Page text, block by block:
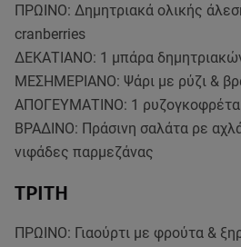
ΠΡΩΙΝΟ: Δημητριακά ολικής
cranberries
ΔΕΚΑΤΙΑΝΟ: 1 μπάρα
ΜΕΣΗΜΕΡΙΑΝΟ: Ψάρι με ρύζι &
ΑΠΟΓΕΥΜΑΤΙΝΟ: 1 ρυζογκοφρέτα
ΒΡΑΔΙΝΟ: Πράσινη σαλάτα ρε
νιφάδες παρμεζάνας
ΤΡΙΤΗ
ΠΡΩΙΝΟ: Γιαούρτι με φρούτα &